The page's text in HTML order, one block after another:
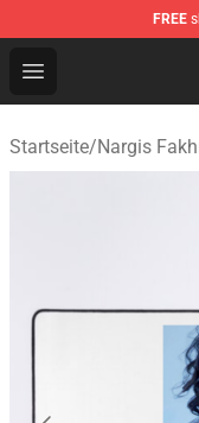
FREE
Open menu
Nargis Fakhri
Startseite/Nargis